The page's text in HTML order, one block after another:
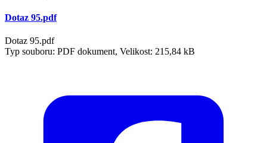
Dotaz 95.pdf
Dotaz 95.pdf
Typ souboru: PDF dokument, Velikost: 215,84 kB